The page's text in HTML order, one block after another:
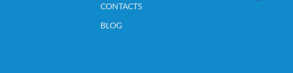
CONTACTS
BLOG